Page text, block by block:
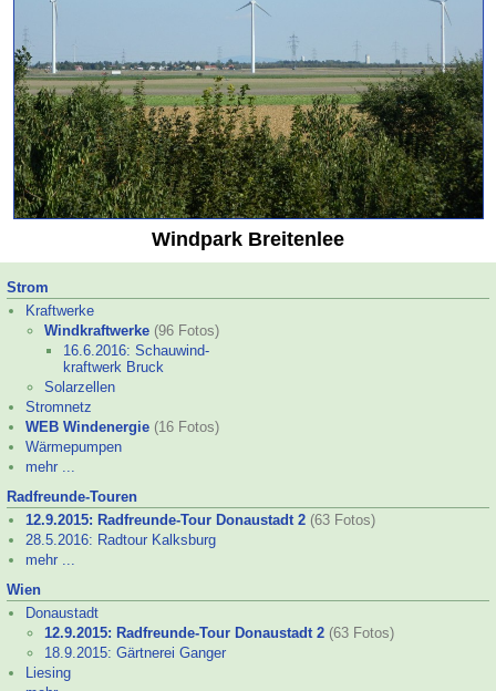
Windpark Breitenlee
Strom
Kraftwerke
Windkraftwerke (96 Fotos)
16.6.2016: Schauwind-
kraftwerk Bruck
Solarzellen
Stromnetz
WEB Windenergie (16 Fotos)
Wärmepumpen
mehr ...
Radfreunde-Touren
12.9.2015: Radfreunde-Tour Donaustadt 2 (63 Fotos)
28.5.2016: Radtour Kalksburg
mehr ...
Wien
Donaustadt
12.9.2015: Radfreunde-Tour Donaustadt 2 (63 Fotos)
18.9.2015: Gärtnerei Ganger
Liesing